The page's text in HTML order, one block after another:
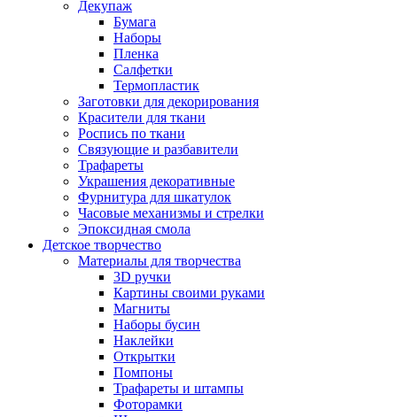
Декупаж
Бумага
Наборы
Пленка
Салфетки
Термопластик
Заготовки для декорирования
Красители для ткани
Роспись по ткани
Связующие и разбавители
Трафареты
Украшения декоративные
Фурнитура для шкатулок
Часовые механизмы и стрелки
Эпоксидная смола
Детское творчество
Материалы для творчества
3D ручки
Картины своими руками
Магниты
Наборы бусин
Наклейки
Открытки
Помпоны
Трафареты и штампы
Фоторамки